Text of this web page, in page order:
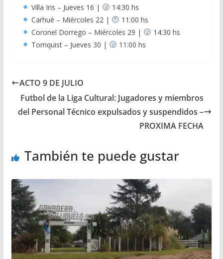
Villa Iris – Jueves 16 |
14:30 hs
Carhué – Miércoles 22 |
11:00 hs
Coronel Dorrego – Miércoles 29 |
14:30 hs
Tornquist – Jueves 30 |
11:00 hs
ACTO 9 DE JULIO
Futbol de la Liga Cultural: Jugadores y miembros
del Personal Técnico expulsados y suspendidos –
PROXIMA FECHA
También te puede gustar